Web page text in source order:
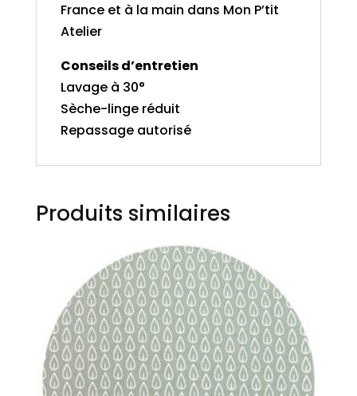
France et à la main dans Mon P’tit
Atelier
Conseils d’entretien
Lavage à 30°
Sèche-linge réduit
Repassage autorisé
Produits similaires